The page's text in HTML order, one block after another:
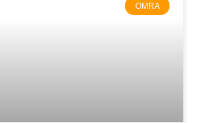
OMRA